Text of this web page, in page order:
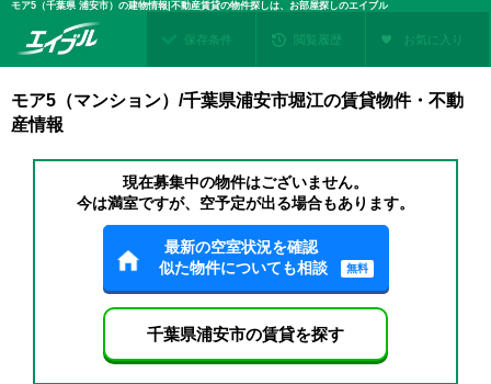
モア5（千葉県 浦安市）の建物情報|不動産賃貸の物件探しは、お部屋探しのエイブル
保存条件 閲覧履歴 お気に入り
モア5（マンション）/千葉県浦安市堀江の賃貸物件・不動
産情報
現在募集中の物件はございません。
今は満室ですが、空予定が出る場合もあります。
最新の空室状況を確認
似た物件についても相談
無料
千葉県浦安市の賃貸を探す